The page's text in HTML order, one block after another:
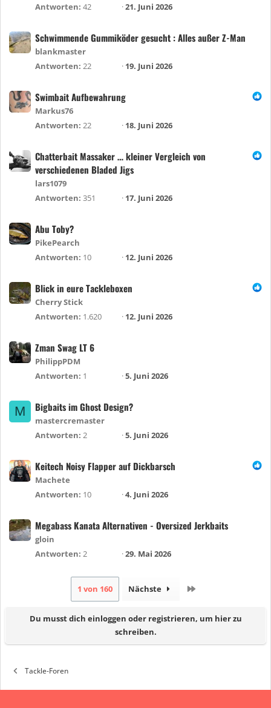
Antworten 42 21. Juni 2026
Schwimmende Gummiköder gesucht : Alles außer Z-Man
blankmaster
Antworten 22 19. Juni 2026
Swimbait Aufbewahrung
Markus76
Antworten 22 18. Juni 2026
Chatterbait Massaker … kleiner Vergleich von
verschiedenen Bladed Jigs
lars1079
Antworten 351 17. Juni 2026
Abu Toby?
PikePearch
Antworten 10 12. Juni 2026
Blick in eure Tackleboxen
Cherry Stick
Antworten 1.620 12. Juni 2026
Zman Swag LT 6
PhilippPDM
Antworten 1 5. Juni 2026
M Bigbaits im Ghost Design?
mastercremaster
Antworten 2 5. Juni 2026
Keitech Noisy Flapper auf Dickbarsch
Machete
Antworten 10 4. Juni 2026
Megabass Kanata Alternativen - Oversized Jerkbaits
gloin
Antworten 2 29. Mai 2026
1 von 160 Nächste
Du musst dich einloggen oder registrieren, um hier zu
schreiben.
Tackle-Foren